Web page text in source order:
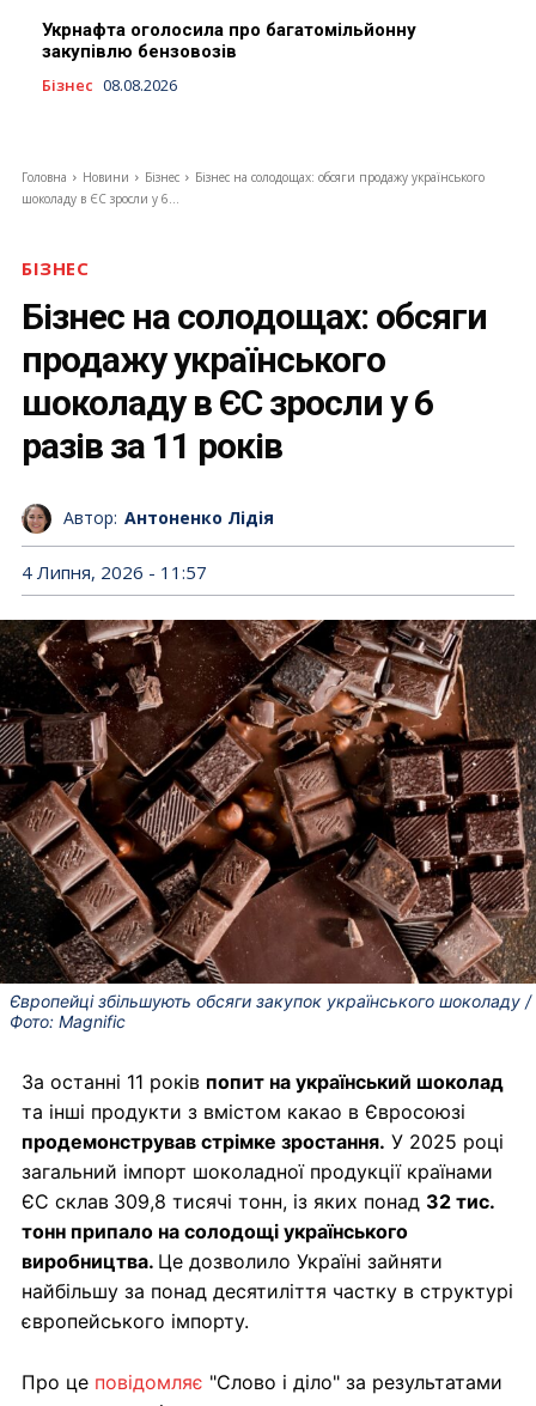
Укрнафта оголосила про багатомільйонну
закупівлю бензовозів
Бізнес 08.08.2026